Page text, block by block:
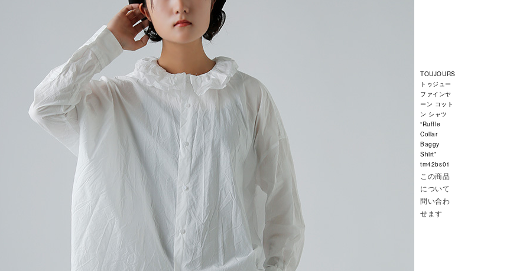
TOUJOURS
トゥジュー
ファインヤ
ーン コット
ン シャツ
“Ruffle
Collar
Baggy
Shirt”
tm42bs01
この商品
について
問い合わ
せます